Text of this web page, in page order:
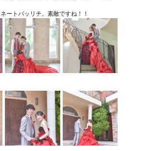
ートバッリチ。素敵ですね！！